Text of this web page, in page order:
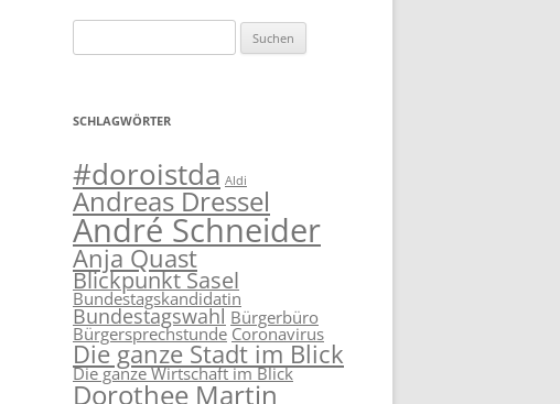
nach:
SCHLAGWÖRTER
#doroistda Aldi
Andreas Dressel
André Schneider
Anja Quast
Blickpunkt Sasel
Bundestagskandidatin
Bundestagswahl Bürgerbüro
Bürgersprechstunde Coronavirus
Die ganze Stadt im Blick
Die ganze Wirtschaft im Blick
Dorothee Martin